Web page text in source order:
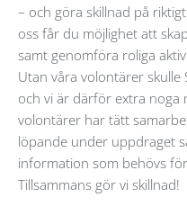
– och göra skillnad på
oss får du möjlighet att
samt genomföra roliga
Utan våra volontärer skulle
och vi är därför extra noga
volontärer har tätt
löpande under uppdraget
information som behövs
Tillsammans gör vi skillnad!